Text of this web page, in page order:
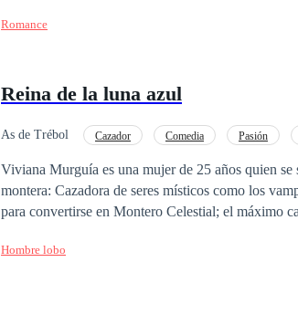
Romance
Reina de la luna azul
As de Trébol Cazador Comedia Pasión
Viviana Murguía es una mujer de 25 años quien se
montera: Cazadora de seres místicos como los
para convertirse en Montero Celestial; el máximo
Lucas, el hombre del que siempre estuvo
enfrenta a la misteriosa muerte de su padre, debe
Hombre lobo